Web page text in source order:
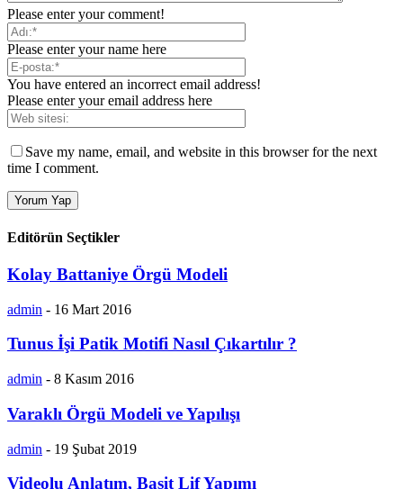
Please enter your comment!
Please enter your name here
You have entered an incorrect email address!
Please enter your email address here
Save my name, email, and website in this browser for the next
time I comment.
Editörün Seçtikler
Kolay Battaniye Örgü Modeli
admin - 16 Mart 2016
Tunus İşi Patik Motifi Nasıl Çıkartılır ?
admin - 8 Kasım 2016
Varaklı Örgü Modeli ve Yapılışı
admin - 19 Şubat 2019
Videolu Anlatım, Basit Lif Yapımı